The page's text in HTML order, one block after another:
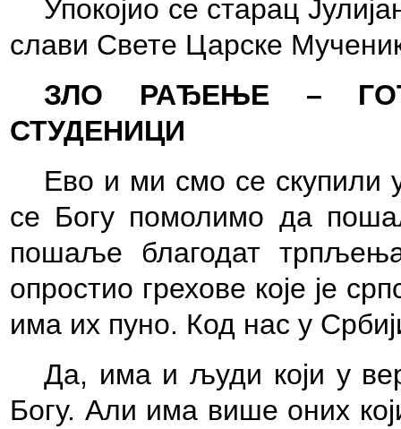
Упокојио се старац
слави Свете Царске
ЗЛО РАЂЕЊЕ –
СТУДЕНИЦИ
Ево и ми смо се скупили
се Богу помолимо да
пошаље благодат
опростио грехове које је
има их пуно. Код нас у
Да, има и људи који у
Богу. Али има више оних